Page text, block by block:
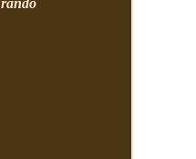
rando